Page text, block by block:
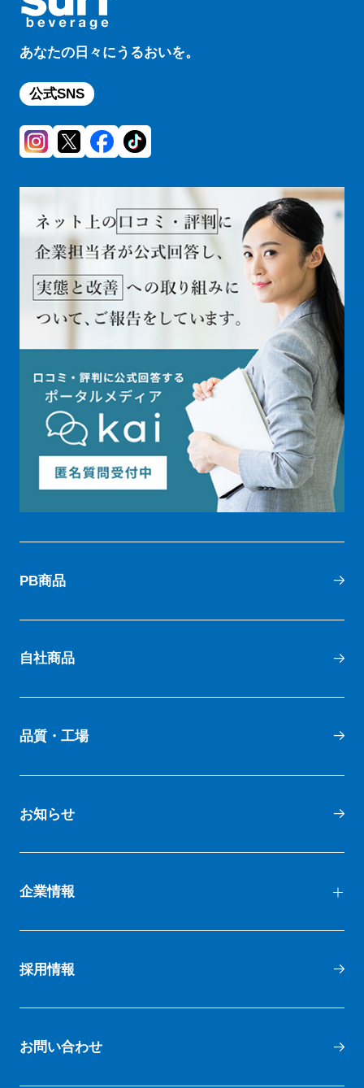
あなたの日々にうるおいを。
公式SNS
PB商品
自社商品
品質・工場
お知らせ
企業情報
会社沿革
採用情報
お問い合わせ